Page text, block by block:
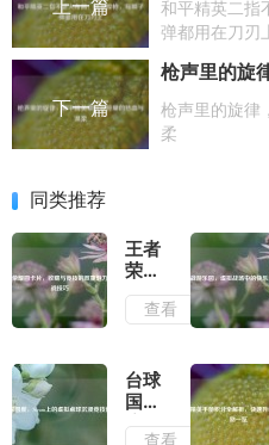
上一篇
和平精英二指
弹都用在刀刃
下一篇
枪声里的旋律
柔
同类推荐
王者
荣耀
圆卡
片，
技的
双重
魅力
查看
台球
国
度，
查看